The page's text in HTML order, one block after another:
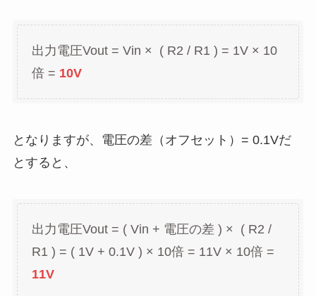
出力電圧Vout = Vin × ( R2 / R1 ) = 1V × 10
倍 = 10V
となりますが、電圧の差（オフセット）= 0.1Vだ
とすると、
出力電圧Vout = ( Vin + 電圧の差 ) × ( R2 /
R1 ) = ( 1V + 0.1V ) × 10倍 = 11V × 10倍 =
11V